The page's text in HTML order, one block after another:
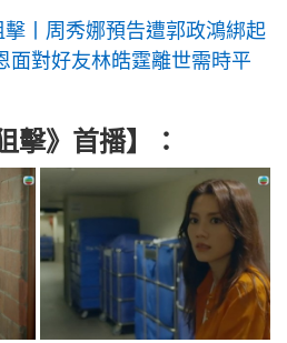
擊丨周秀娜預告遭郭政鴻綁起
面對好友林皓霆離世需時平
擊》首播】：